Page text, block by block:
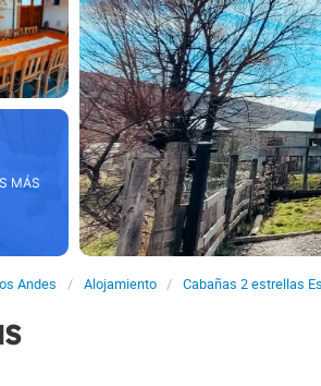
MÁS
Andes Alojamiento Cabañas 2 estrellas